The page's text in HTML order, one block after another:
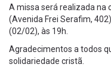
A missa será realizada na
(Avenida Frei Serafim,
(02/02), às 19h.
Agradecimentos a todos
solidariedade cristã.